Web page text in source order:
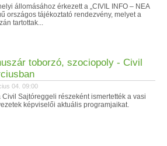
állomásához érkezett a „CIVIL INFO – NEA
országos tájékoztató rendezvény, melyet a
tartottak...
toborzó, szociopoly - Civil
04. 09:00
Civil Sajtóreggeli részeként ismertették a vasi
képviselői aktuális programjaikat.